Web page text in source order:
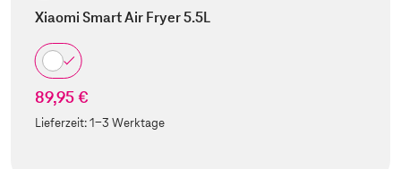
Xiaomi Smart Air Fryer 5.5L
89,95 €
Lieferzeit:1-3 Werktage